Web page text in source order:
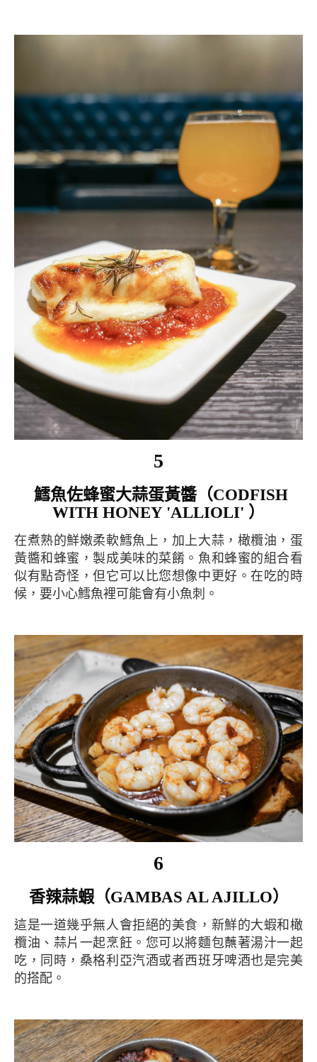
5
鱈魚佐蜂蜜大蒜蛋黃醬（CODFISH
WITH HONEY 'ALLIOLI' ）
在煮熟的鮮嫩柔軟鱈魚上，加上大蒜，橄欖油，蛋
黃醬和蜂蜜，製成美味的菜餚。魚和蜂蜜的組合看
似有點奇怪，但它可以比您想像中更好。在吃的時
候，要小心鱈魚裡可能會有小魚刺。
6
香辣蒜蝦（GAMBAS AL AJILLO）
這是一道幾乎無人會拒絕的美食，新鮮的大蝦和橄
欖油、蒜片一起烹飪。您可以將麵包蘸著湯汁一起
吃，同時，桑格利亞汽酒或者西班牙啤酒也是完美
的搭配。